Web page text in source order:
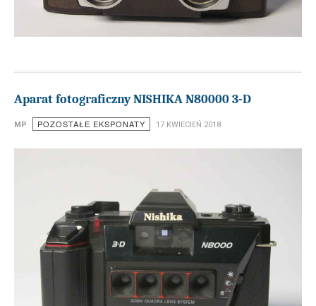
Aparat fotograficzny NISHIKA N80000 3-D
MP POZOSTAŁE EKSPONATY 17 KWIECIEŃ 2018